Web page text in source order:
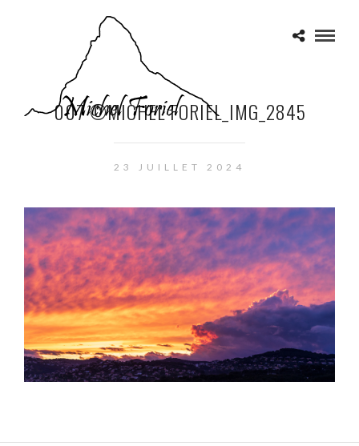
007 ©MICHEL FORIEL_IMG_2845
23 JUILLET 2024